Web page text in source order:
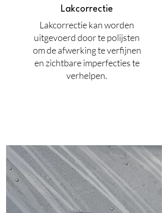
Lakcorrectie
Lakcorrectie kan worden
uitgevoerd door te polijsten
om de afwerking te verfijnen
en zichtbare imperfecties te
verhelpen.